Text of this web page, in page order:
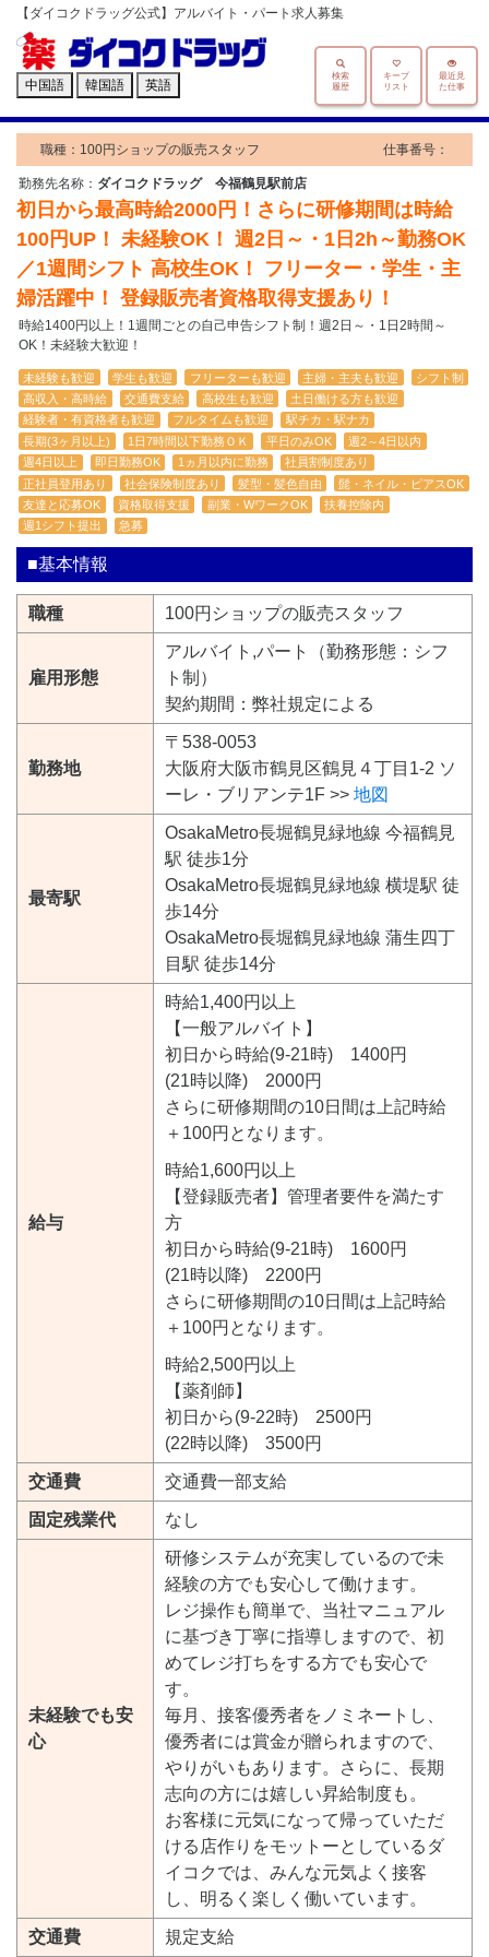
【ダイコクドラッグ公式】アルバイト・パート求人募集
中国語 韓国語 英語
最近見
た仕事
キープ
リスト
検索
履歴
職種：100円ショップの販売スタッフ 仕事番号：
勤務先名称： ダイコクドラッグ 今福鶴見駅前店
初日から最高時給2000円！さらに研修期間は時給
100円UP！ 未経験OK！ 週2日～・1日2h～勤務OK
／1週間シフト 高校生OK！ フリーター・学生・主
婦活躍中！ 登録販売者資格取得支援あり！
時給1400円以上！1週間ごとの自己申告シフト制！週2日～・1日2時間～
OK！未経験大歓迎！
未経験も歓迎 学生も歓迎 フリーターも歓迎 主婦・主夫も歓迎
シフト制
高収入・高時給
交通費支給 高校生も歓迎
土日働ける方も歓迎
経験者・有資格者も歓迎
フルタイムも歓迎
駅チカ・駅ナカ
長期(3ヶ月以上)
1日7時間以下勤務ＯＫ 平日のみOK
週2～4日以内
週4日以上
即日勤務OK 1ヵ月以内に勤務
社員割制度あり
正社員登用あり
社会保険制度あり 髪型・髪色自由
髭・ネイル・ピアスOK
友達と応募OK
資格取得支援 副業・WワークOK
扶養控除内
週1シフト提出
急募
■基本情報
職種 100円ショップの販売スタッフ
雇用形態
アルバイト,パート（勤務形態：シフ
ト制）
契約期間：弊社規定による
勤務地
〒538-0053
大阪府大阪市鶴見区鶴見４丁目1-2 ソ
ーレ・ブリアンテ1F >> 地図
最寄駅
OsakaMetro長堀鶴見緑地線 今福鶴見
駅 徒歩1分
OsakaMetro長堀鶴見緑地線 横堤駅 徒
歩14分
OsakaMetro長堀鶴見緑地線 蒲生四丁
目駅 徒歩14分
給与
時給1,400円以上
【一般アルバイト】
初日から時給(9-21時) 1400円
(21時以降) 2000円
さらに研修期間の10日間は上記時給
＋100円となります。
時給1,600円以上
【登録販売者】管理者要件を満たす
方
初日から時給(9-21時) 1600円
(21時以降) 2200円
さらに研修期間の10日間は上記時給
＋100円となります。
時給2,500円以上
【薬剤師】
初日から(9-22時) 2500円
(22時以降) 3500円
交通費 交通費一部支給
固定残業代 なし
未経験でも安
心
研修システムが充実しているので未
経験の方でも安心して働けます。
レジ操作も簡単で、当社マニュアル
に基づき丁寧に指導しますので、初
めてレジ打ちをする方でも安心で
す。
毎月、接客優秀者をノミネートし、
優秀者には賞金が贈られますので、
やりがいもあります。さらに、長期
志向の方には嬉しい昇給制度も。
お客様に元気になって帰っていただ
ける店作りをモットーとしているダ
イコクでは、みんな元気よく接客
し、明るく楽しく働いています。
交通費 規定支給